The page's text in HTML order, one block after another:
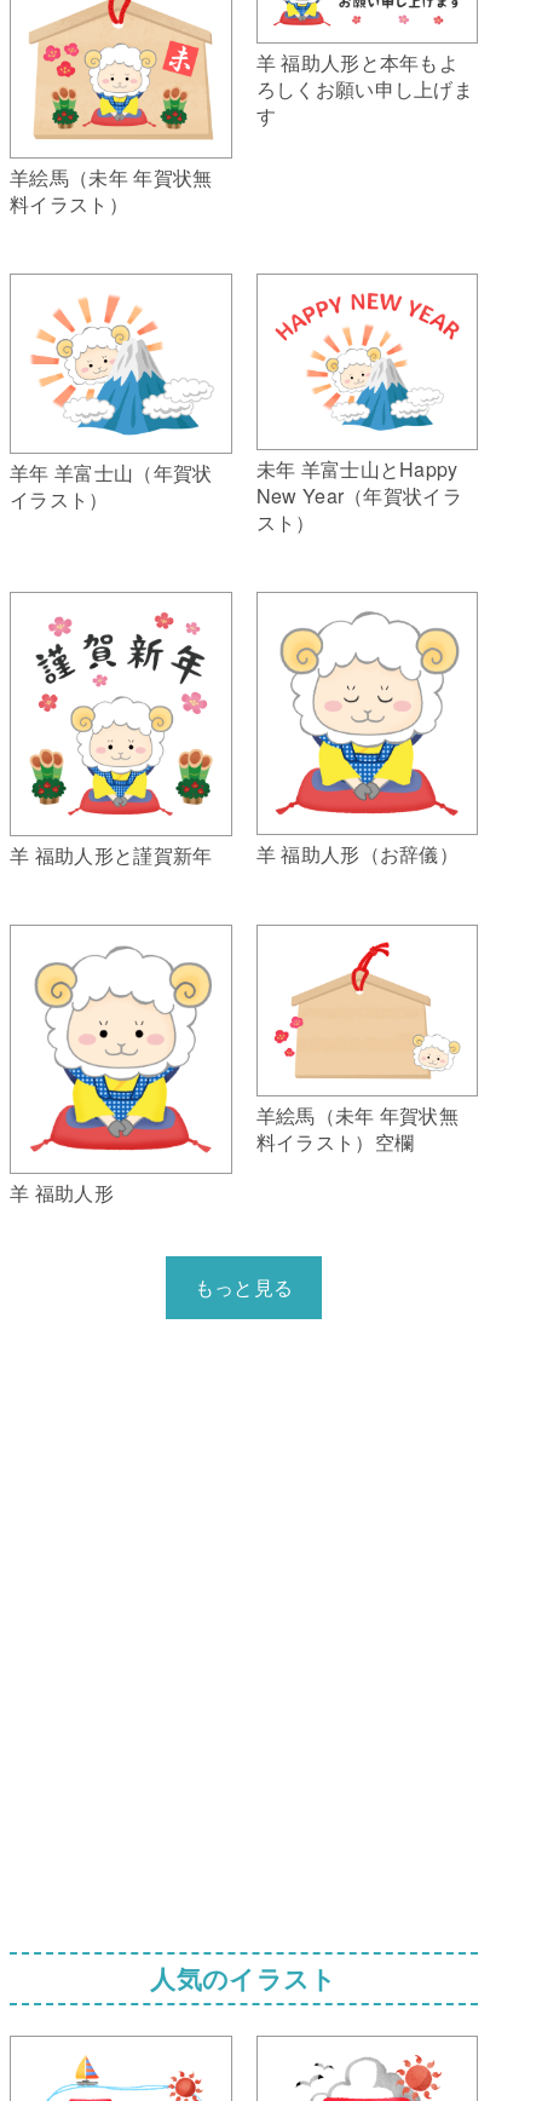
羊絵馬（未年 年賀状無
料イラスト）
羊 福助人形と本年もよ
ろしくお願い申し上げま
す
羊年 羊富士山（年賀状
イラスト）
未年 羊富士山とHappy
New Year（年賀状イラ
スト）
羊 福助人形と謹賀新年 羊 福助人形（お辞儀）
羊 福助人形
羊絵馬（未年 年賀状無
料イラスト）空欄
もっと見る
人気のイラスト